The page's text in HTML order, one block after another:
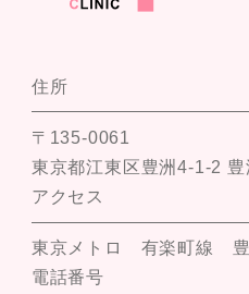
住所
〒135-0061
東京都江東区豊洲4-1-2
アクセス
東京メトロ 有楽町線 豊
電話番号